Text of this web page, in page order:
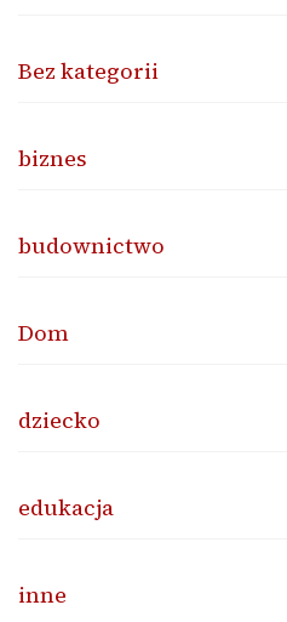
Bez kategorii
biznes
budownictwo
Dom
dziecko
edukacja
inne